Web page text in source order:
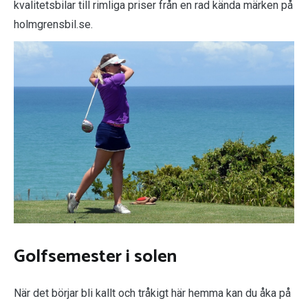
kvalitetsbilar till rimliga priser från en rad kända märken på
holmgrensbil.se.
Golfsemester i solen
När det börjar bli kallt och tråkigt här hemma kan du åka på